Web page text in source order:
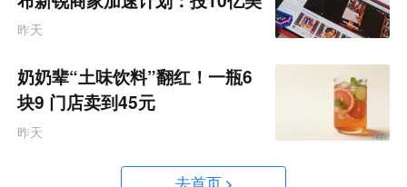
金资源帮扶四类商家
昨天
奶奶辈“土味饮料”翻红！一瓶6
块9 门店卖到45元
昨天